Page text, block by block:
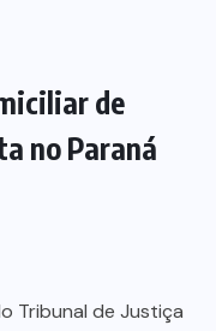
de
no Paraná
Tribunal de Justiça